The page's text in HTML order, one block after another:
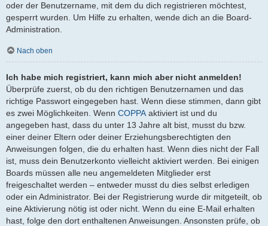
oder der Benutzername, mit dem du dich registrieren möchtest,
gesperrt wurden. Um Hilfe zu erhalten, wende dich an die Board-
Administration.
Nach oben
Ich habe mich registriert, kann mich aber nicht anmelden!
Überprüfe zuerst, ob du den richtigen Benutzernamen und das
richtige Passwort eingegeben hast. Wenn diese stimmen, dann gibt
es zwei Möglichkeiten. Wenn COPPA aktiviert ist und du
angegeben hast, dass du unter 13 Jahre alt bist, musst du bzw.
einer deiner Eltern oder deiner Erziehungsberechtigten den
Anweisungen folgen, die du erhalten hast. Wenn dies nicht der Fall
ist, muss dein Benutzerkonto vielleicht aktiviert werden. Bei einigen
Boards müssen alle neu angemeldeten Mitglieder erst
freigeschaltet werden – entweder musst du dies selbst erledigen
oder ein Administrator. Bei der Registrierung wurde dir mitgeteilt, ob
eine Aktivierung nötig ist oder nicht. Wenn du eine E-Mail erhalten
hast, folge den dort enthaltenen Anweisungen. Ansonsten prüfe, ob